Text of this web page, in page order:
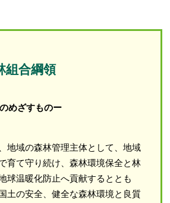
組合綱領
めざすものー
地域の森林管理主体として、地域
育て守り続け、森林環境保全と林
球温暖化防止へ貢献するととも
土の安全、健全な森林環境と良質